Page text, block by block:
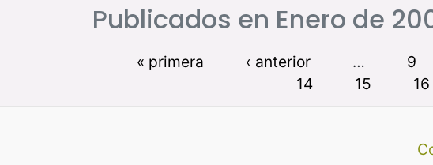
Publicados en Enero de
« primera ‹ anterior … 9
14
15 16